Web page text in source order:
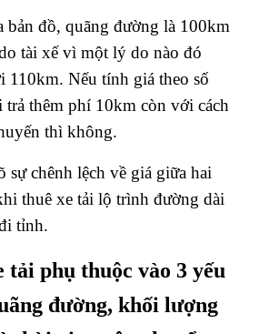
bản đồ, quãng đường là 100km
tài xế vì một lý do nào đó
110km. Nếu tính giá theo số
trả thêm phí 10km còn với cách
thì không.
sự chênh lệch về giá giữa hai
thuê xe tải lộ trình đường dài
tỉnh.
tải phụ thuộc vào 3 yếu
đường, khối lượng